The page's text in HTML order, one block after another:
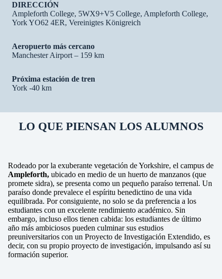
DIRECCIÓN
Ampleforth College, 5WX9+V5 College, Ampleforth College,
York YO62 4ER, Vereinigtes Königreich
Aeropuerto más cercano
Manchester Airport – 159 km
Próxima estación de tren
York -40 km
LO QUE PIENSAN LOS ALUMNOS
Rodeado por la exuberante vegetación de Yorkshire, el campus de
Ampleforth, ubicado en medio de un huerto de manzanos (que
promete sidra), se presenta como un pequeño paraíso terrenal. Un
paraíso donde prevalece el espíritu benedictino de una vida
equilibrada. Por consiguiente, no solo se da preferencia a los
estudiantes con un excelente rendimiento académico. Sin
embargo, incluso ellos tienen cabida: los estudiantes de último
año más ambiciosos pueden culminar sus estudios
preuniversitarios con un Proyecto de Investigación Extendido, es
decir, con su propio proyecto de investigación, impulsando así su
formación superior.